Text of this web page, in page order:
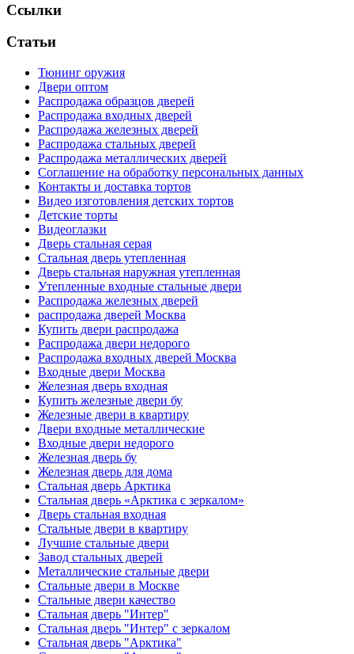
Ссылки
Статьи
Тюнинг оружия
Двери оптом
Распродажа образцов дверей
Распродажа входных дверей
Распродажа железных дверей
Распродажа стальных дверей
Распродажа металлических дверей
Соглашение на обработку персональных данных
Контакты и доставка тортов
Видео изготовления детских тортов
Детские торты
Видеоглазки
Дверь стальная серая
Стальная дверь утепленная
Дверь стальная наружная утепленная
Утепленные входные стальные двери
Распродажа железных дверей
распродажа дверей Москва
Купить двери распродажа
Распродажа двери недорого
Распродажа входных дверей Москва
Входные двери Москва
Железная дверь входная
Купить железные двери бу
Железные двери в квартиру
Двери входные металлические
Входные двери недорого
Железная дверь бу
Железная дверь для дома
Стальная дверь Арктика
Стальная дверь «Арктика с зеркалом»
Дверь стальная входная
Стальные двери в квартиру
Лучшие стальные двери
Завод стальных дверей
Металлические стальные двери
Стальные двери в Москве
Стальные двери качество
Стальная дверь "Интер"
Стальная дверь "Интер" с зеркалом
Стальная дверь "Арктика"